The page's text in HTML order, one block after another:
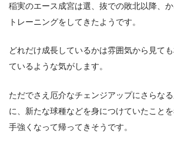
稲実のエース成宮は選、抜での敗北以降、
トレーニングをしてきたようです。
どれだけ成長しているかは雰囲気から見て
ているような気がします。
ただでさえ厄介なチェンジアップにさらな
に、新たな球種などを身につけていたこと
手強くなって帰ってきそうです。